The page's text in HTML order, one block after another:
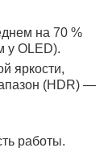
на 70 %
у OLED).
яркости,
(HDR) —
работы.